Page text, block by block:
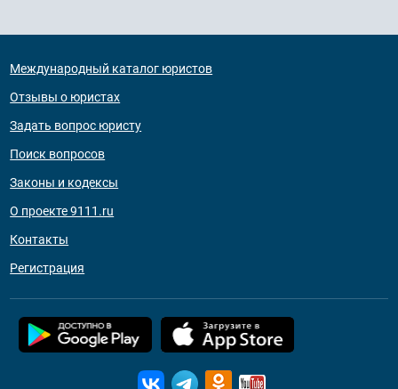
Международный каталог юристов
Отзывы о юристах
Задать вопрос юристу
Поиск вопросов
Законы и кодексы
О проекте 9111.ru
Контакты
Регистрация